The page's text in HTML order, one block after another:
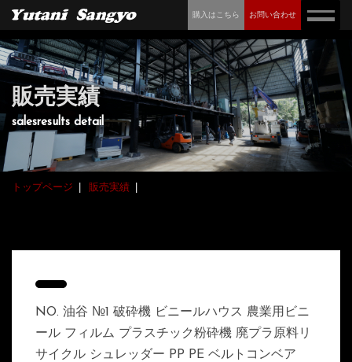
購入はこちら お問い合わせ
販売実績
salesresults detail
トップページ 販売実績
NO. 油谷 №1 破砕機 ビニールハウス 農業用ビニ
ール フィルム プラスチック粉砕機 廃プラ原料リ
サイクル シュレッダー PP PE ベルトコンベア